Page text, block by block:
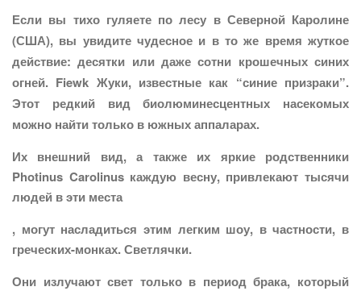
Если вы тихо гуляете по лесу в Северной Каролине
(США), вы увидите чудесное и в то же время жуткое
действие: десятки или даже сотни крошечных синих
огней. Fiewk Жуки, известные как “синие призраки”.
Этот редкий вид биолюминесцентных насекомых
можно найти только в южных аппаларах.
Их внешний вид, а также их яркие родственники
Photinus Carolinus каждую весну, привлекают тысячи
людей в эти места
, могут насладиться этим легким шоу, в частности, в
греческих-монках. Светлячки.
Они излучают свет только в период брака, который